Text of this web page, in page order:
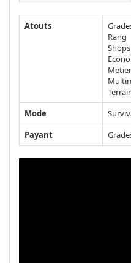
Atouts
Rang
Shops
Mode
Payant